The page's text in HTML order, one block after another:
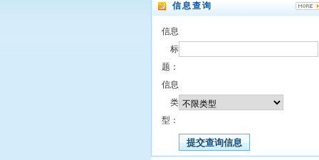
信息查询
信息
标
题：
信息
类
型：